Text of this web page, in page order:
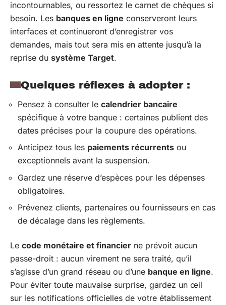
incontournables, ou ressortez le carnet de chèques si
besoin. Les banques en ligne conserveront leurs
interfaces et continueront d’enregistrer vos
demandes, mais tout sera mis en attente jusqu’à la
reprise du système Target.
Quelques réflexes à adopter :
Pensez à consulter le calendrier bancaire
spécifique à votre banque : certaines publient des
dates précises pour la coupure des opérations.
Anticipez tous les paiements récurrents ou
exceptionnels avant la suspension.
Gardez une réserve d’espèces pour les dépenses
obligatoires.
Prévenez clients, partenaires ou fournisseurs en cas
de décalage dans les règlements.
Le code monétaire et financier ne prévoit aucun
passe-droit : aucun virement ne sera traité, qu’il
s’agisse d’un grand réseau ou d’une banque en ligne.
Pour éviter toute mauvaise surprise, gardez un œil
sur les notifications officielles de votre établissement